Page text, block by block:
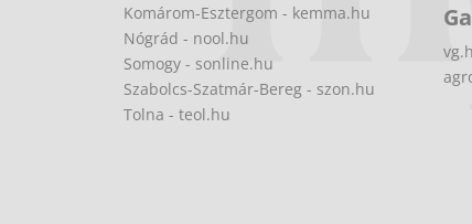
Komárom-Esztergom - kemma.hu
Nógrád - nool.hu
Somogy - sonline.hu
Szabolcs-Szatmár-Bereg - szon.hu
Tolna - teol.hu